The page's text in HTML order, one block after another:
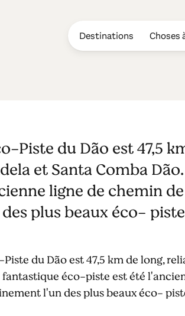
Destinations Choses
pour les
Piste du Dão est 47,5
et Santa Comba
ligne de chemin
plus beaux éco-
Piste du Dão est 47,5 km de long,
éco-piste est été
l'un des plus beaux éco-